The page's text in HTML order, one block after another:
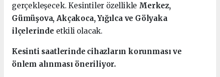
gerçekleşecek. Kesintiler özellikle Merkez,
Gümüşova, Akçakoca, Yığılca ve Gölyaka
ilçelerindeetkili olacak.
Kesinti saatlerinde cihazların korunması ve
önlem alınması öneriliyor.